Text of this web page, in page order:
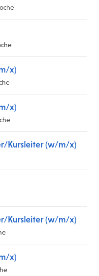
x)
x)
Kursleiter (w/m/x)
Kursleiter (w/m/x)
x)